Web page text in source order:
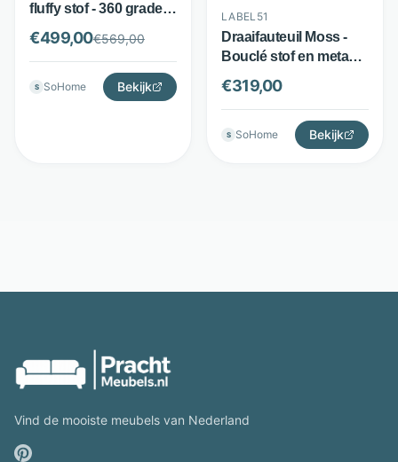
fluffy stof - 360 graden
draaibaar - crème -
LABEL51
€499,00€569,00
S SoHome Bekijk
LABEL51
Draaifauteuil Moss -
Bouclé stof en metaal -
Draaibaar design -
Beige - LABEL51
€319,00
S SoHome Bekijk
Vind de mooiste meubels van Nederland